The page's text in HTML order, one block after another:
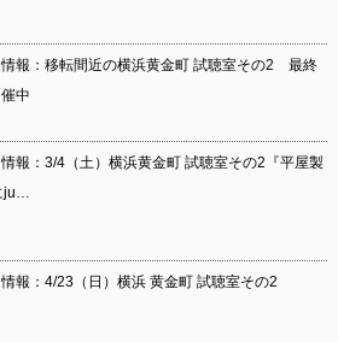
情報：移転間近の横浜黄金町 試聴室その2 最終
中
情報：3/4（土）横浜黄金町 試聴室その2『平屋製
ju…
情報：4/23（日）横浜 黄金町 試聴室その2